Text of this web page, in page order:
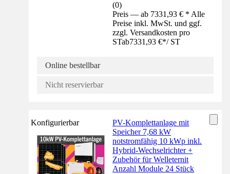
(0)
Preis — ab 7331,93 € * Alle
Preise inkl. MwSt. und ggf.
zzgl. Versandkosten pro
STab7331,93 €*/ ST
Online bestellbar
Nicht reservierbar
Konfigurierbar
PV-Komplettanlage mit
Speicher 7,68 kW
notstromfähig 10 kWp inkl.
Hybrid-Wechselrichter +
Zubehör für Welleternit
Anzahl Module 24 Stück